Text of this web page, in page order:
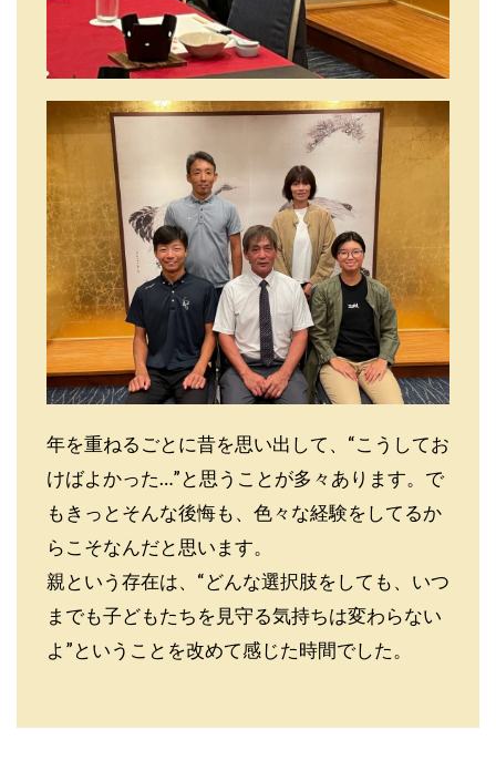
年を重ねるごとに昔を思い出して、“こうしてお
けばよかった…”と思うことが多々あります。で
もきっとそんな後悔も、色々な経験をしてるか
らこそなんだと思います。
親という存在は、“どんな選択肢をしても、いつ
までも子どもたちを見守る気持ちは変わらない
よ”ということを改めて感じた時間でした。